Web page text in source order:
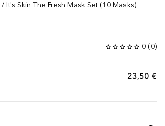
It's Skin The Fresh Mask Set (10 Masks)
0 (0)
23,50 €